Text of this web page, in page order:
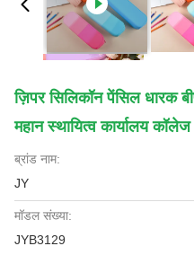
ज़िपर सिलिकॉन पेंसिल धारक
महान स्थायित्व कार्यालय
ब्रांड नाम:
JY
मॉडल संख्या:
JYB3129